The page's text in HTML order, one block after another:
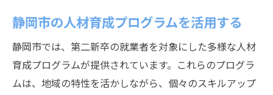
静岡市の人材育成プログラムを活用する
静岡市では、第二新卒の就業者を対象にした多様な人材
育成プログラムが提供されています。これらのプログラ
ムは、地域の特性を活かしながら、個々のスキルアップ